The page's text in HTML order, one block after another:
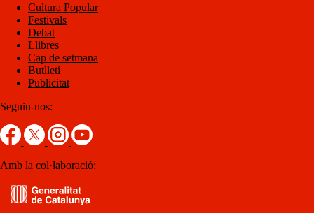
Cultura Popular
Festivals
Debat
Llibres
Cap de setmana
Butlletí
Publicitat
Seguiu-nos:
Amb la col·laboració: